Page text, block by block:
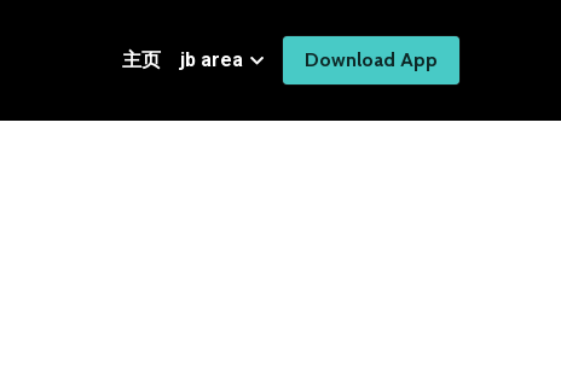
主页 jb area Download App